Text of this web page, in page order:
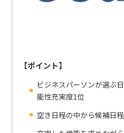
【ポイント】
ビジネスパーソンが選ぶ
能性充実度1位
空き日程の中から候補日